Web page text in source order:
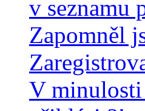
v seznamu
Zapomněl
V minulosti